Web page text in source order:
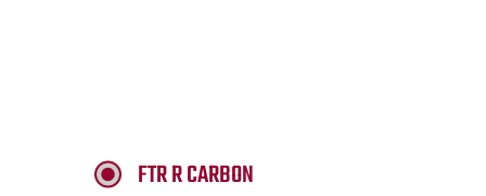
FTR R CARBON